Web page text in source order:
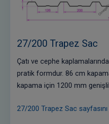
27/200 Trapez Sac
Çatı ve cephe
pratik formdur. 86 cm
kapama için 1200 mm
27/200 Trapez Sac